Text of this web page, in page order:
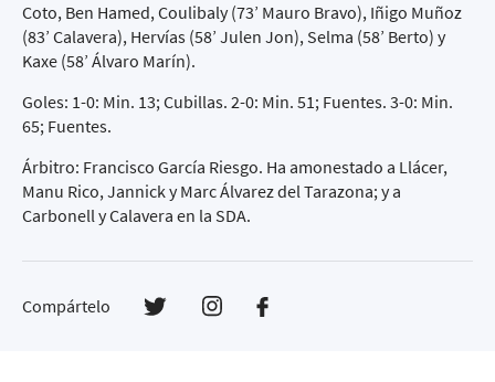
Coto, Ben Hamed, Coulibaly (73’ Mauro Bravo), Iñigo Muñoz
(83’ Calavera), Hervías (58’ Julen Jon), Selma (58’ Berto) y
Kaxe (58’ Álvaro Marín).
Goles: 1-0: Min. 13; Cubillas. 2-0: Min. 51; Fuentes. 3-0: Min.
65; Fuentes.
Árbitro: Francisco García Riesgo. Ha amonestado a Llácer,
Manu Rico, Jannick y Marc Álvarez del Tarazona; y a
Carbonell y Calavera en la SDA.
Compártelo